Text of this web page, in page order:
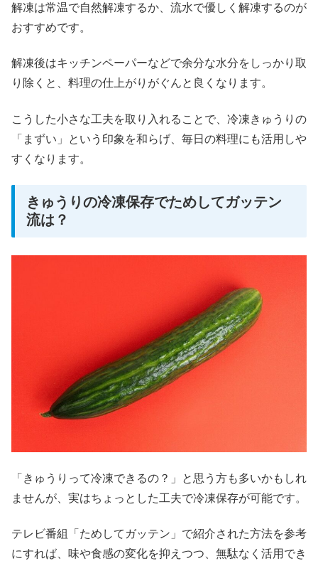
解凍は常温で自然解凍するか、流水で優しく解凍するのが
おすすめです。
解凍後はキッチンペーパーなどで余分な水分をしっかり取
り除くと、料理の仕上がりがぐんと良くなります。
こうした小さな工夫を取り入れることで、冷凍きゅうりの
「まずい」という印象を和らげ、毎日の料理にも活用しや
すくなります。
きゅうりの冷凍保存でためしてガッテン
流は？
「きゅうりって冷凍できるの？」と思う方も多いかもしれ
ませんが、実はちょっとした工夫で冷凍保存が可能です。
テレビ番組「ためしてガッテン」で紹介された方法を参考
にすれば、味や食感の変化を抑えつつ、無駄なく活用でき